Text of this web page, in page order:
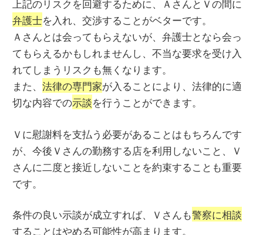
上記のリスクを回避するために、ＡさんとＶの間に
弁護士を入れ、交渉することがベターです。
Ａさんとは会ってもらえないが、弁護士となら会っ
てもらえるかもしれませんし、不当な要求を受け入
れてしまうリスクも無くなります。
また、法律の専門家が入ることにより、法律的に適
切な内容での示談を行うことができます。
Ｖに慰謝料を支払う必要があることはもちろんです
が、今後Ｖさんの勤務する店を利用しないこと、Ｖ
さんに二度と接近しないことを約束することも重要
です。
条件の良い示談が成立すれば、Ｖさんも警察に相談
することはやめる可能性が高まります。